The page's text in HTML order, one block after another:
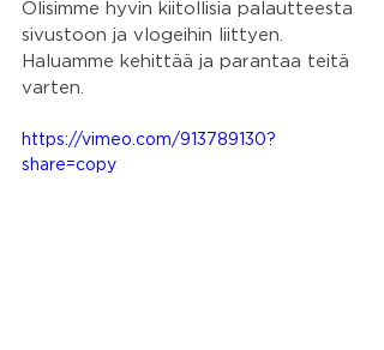
Olisimme hyvin kiitollisia palautteesta
sivustoon ja vlogeihin liittyen.
Haluamme kehittää ja parantaa teitä
varten.
https://vimeo.com/913789130?
share=copy